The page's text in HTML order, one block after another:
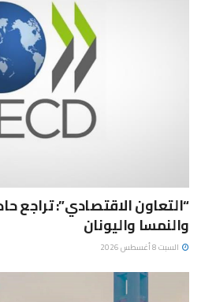
“التعاون الاقتصادي”: تراجع
والنمسا واليونان
السبت 8 أغسطس 2026